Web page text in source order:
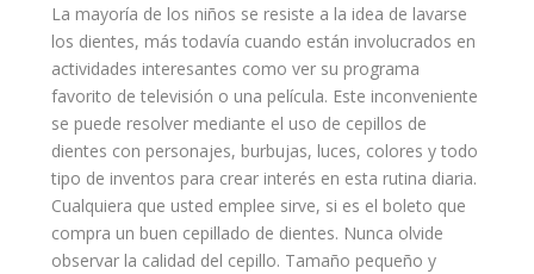
La mayoría de los niños se resiste a la idea de lavarse
los dientes, más todavía cuando están involucrados en
actividades interesantes como ver su programa
favorito de televisión o una película. Este inconveniente
se puede resolver mediante el uso de cepillos de
dientes con personajes, burbujas, luces, colores y todo
tipo de inventos para crear interés en esta rutina diaria.
Cualquiera que usted emplee sirve, si es el boleto que
compra un buen cepillado de dientes. Nunca olvide
observar la calidad del cepillo. Tamaño pequeño y